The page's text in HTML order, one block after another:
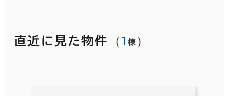
直近に見た物件 （1 棟 ）